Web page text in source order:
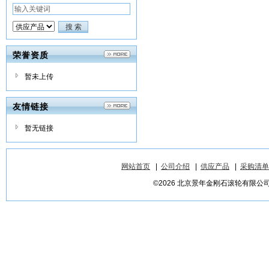
荣誉资质
暂未上传
友情链接
暂无链接
网站首页 公司介绍 供应产品
采购清单
©2026 北京景年金刚石滚轮有限公